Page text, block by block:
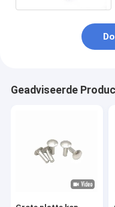
Geadviseerde